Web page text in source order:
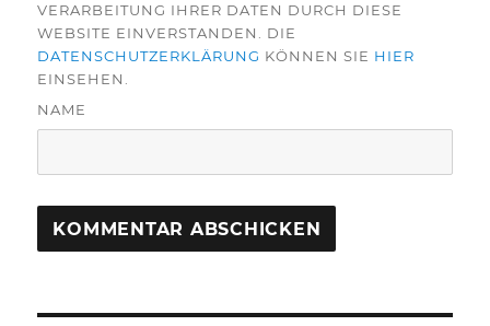
VERARBEITUNG IHRER DATEN DURCH DIESE
WEBSITE EINVERSTANDEN. DIE
DATENSCHUTZERKLÄRUNG KÖNNEN SIE HIER
EINSEHEN.
NAME